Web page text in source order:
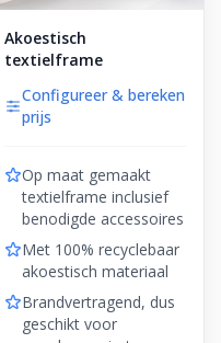
Akoestisch
textielframe
Configureer & bereken
prijs
Op maat gemaakt
textielframe inclusief
benodigde accessoires
Met 100% recyclebaar
akoestisch materiaal
Brandvertragend, dus
geschikt voor